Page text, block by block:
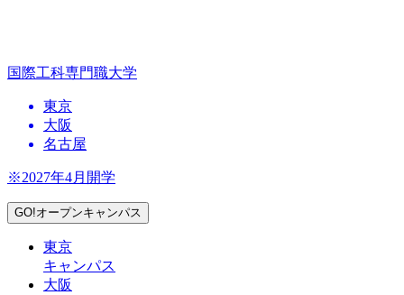
国際工科専門職大学
東京
大阪
名古屋
※2027年4月開学
GO!オープンキャンパス
東京
キャンパス
大阪